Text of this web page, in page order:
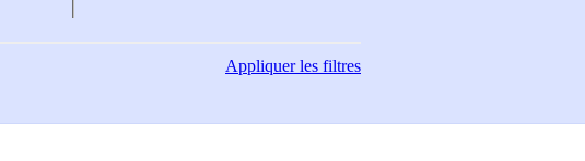
Appliquerles filtres